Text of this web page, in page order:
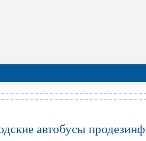
автобусы